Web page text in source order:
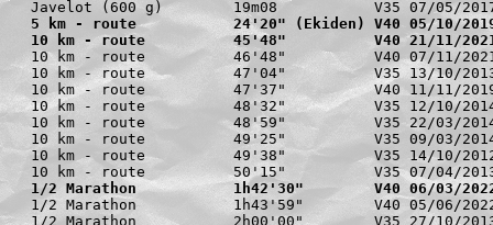
5 km - route           24'20" (Ekiden) V40 05/10/
10 km - route          45'48"          V40 21/11/
10 km - route          46'48"          V40 07/11/
10 km - route          47'04"          V35 13/10/2013
10 km - route          47'37"          V40 11/11/
10 km - route          48'32"          V35 12/10/2014
10 km - route          48'59"          V35 22/03/2014
10 km - route          49'25"          V35 09/03/2014
10 km - route          49'38"          V35 14/10/2012
1/2 Marathon           1h42'30"        V40 06/03/
1/2 Marathon           1h43'59"        V40 05/06/